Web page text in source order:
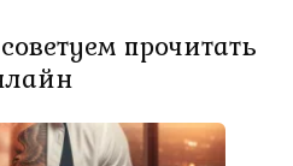
прочитать